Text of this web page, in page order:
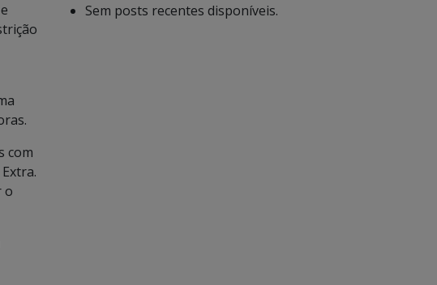
com
o
Sem posts recentes disponíveis.